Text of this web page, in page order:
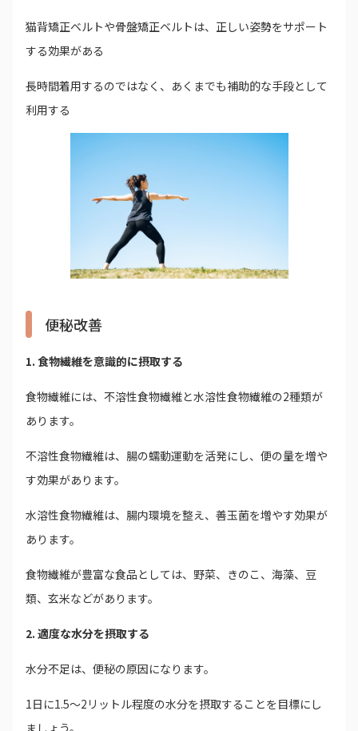
猫背矯正ベルトや骨盤矯正ベルトは、正しい姿勢をサポート
する効果がある
長時間着用するのではなく、あくまでも補助的な手段として
利用する
便秘改善
1. 食物繊維を意識的に摂取する
食物繊維には、不溶性食物繊維と水溶性食物繊維の2種類が
あります。
不溶性食物繊維は、腸の蠕動運動を活発にし、便の量を増や
す効果があります。
水溶性食物繊維は、腸内環境を整え、善玉菌を増やす効果が
あります。
食物繊維が豊富な食品としては、野菜、きのこ、海藻、豆
類、玄米などがあります。
2. 適度な水分を摂取する
水分不足は、便秘の原因になります。
1日に1.5～2リットル程度の水分を摂取することを目標にし
ましょう。